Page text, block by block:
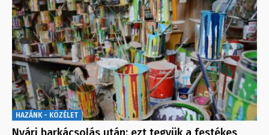
HAZÁNK - KÖZÉLET
Nyári barkácsolás után: ezt tegyük a festékes